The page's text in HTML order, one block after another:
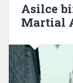
Asilce
Martial